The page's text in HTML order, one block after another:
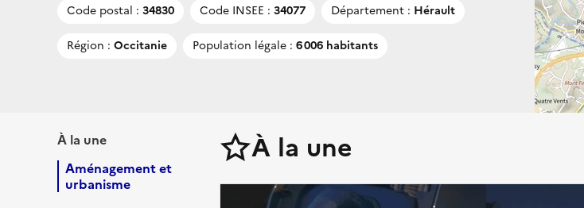
Code postal : 34830 Code INSEE : 34077 Département : Hérault
Région : Occitanie Population légale : 6 006 habitants
À la une
Aménagement et
urbanisme
À la une